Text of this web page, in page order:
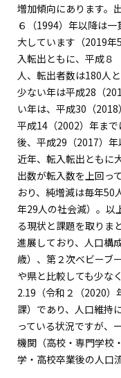
増加傾向にあります。
６（1994）年以降は
大しています（2019年
入転出ともに、平成８
人、転出者数は180人
少ない年は平成28（
い年は、平成30（2018
平成14（2002）年ま
後、平成29（2017）年
近年、転入転出ともに
出数が転入数を上回っ
おり、純増減は毎年50
年29人の社会減）。以
る現状と課題を取りま
進展しており、人口構
歳）、第２次ベビーブ
や県と比較しても少な
2.19（令和２（2020）
課）であり、人口維持
っている状況ですが、
機関（高校・専門学校
学・高校卒業後の人口